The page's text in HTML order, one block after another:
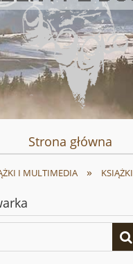
Strona główna
I MULTIMEDIA » KSIĄŻKI